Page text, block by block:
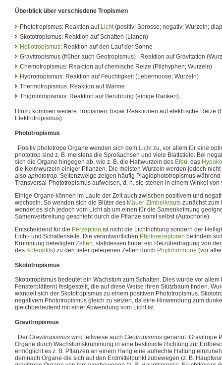
Überblick über verschiedene Tropismen
Phototropismus: Reaktion auf Licht(positiv: Sprosse; negativ: Wurzeln;
Skototropismus: Reaktion auf Schatten (Lianen)
Heliotropismus: Reaktion auf den Lauf der Sonne
Gravitropismus (früher auch Geotropismus) : Reaktion auf Gravitation
Chemotropismus: Reaktion auf chemische Reize (Pilzhyphen; Wurzeln)
Hydrotropismus: Reaktion auf Feuchtigkeit (Lebermoose; Wurzeln)
Thermotropismus: Reaktion auf Wärme
Thigmotropismus: Reaktion auf Berührung (einige Ranken)
Hinzu kommen weitere Tropismen, bspw. Reaktionen auf elektrische Reize
Elektrotropismus).
Phototropismus
Positiv phototrope Organe wenden sich dem Lichtzu, vor allem für eine
phototrop sind z. B. meistens die Sproßachsen und viele Blattstiele. Bei
sich die Organe hingegen ab, wie z. B. die Haftwurzeln des Efeu , das
die Keimwurzeln einiger Pflanzen. Die meisten Wurzeln werden jedoch
also aphototrop . Seitenzweige zeigen häufig Plagiophototropismus
Transversal-Phototropismus aufweisen, d. h. sie stehen in einem Winkel von
Einige Organe können im Laufe der Zeit auch zwischen positivem und
wechseln. So wenden sich die Blüter des Mauer-Zimbelkrauts zunächst zum
wendet es sich jedoch vom Licht ab um einen für die Samenkeimung
Samenverbreitung geschieht durch die Pflanze somit selbst (Autochorie).
Entscheidend für die Perzeption ist nicht die Lichtrichtung sondern der
Licht- und Schattenseite. Die verantwortlichen Photorezeptoren befindem
Krümmung beteiligten Zellen; stattdessen findet ein Reizübertragung von
des Koleoptils) zu den tiefer gelegenen Zellen durch Phytohormone (vor
Skototropismus
Skototropismus bedeutet ein Wachstum zum Schatten. Dies wurde vor allem
Fensterblättern) festgestellt, die auf diese Weise ihren Stützbaum finden.
wandelt sich der Skototropismus zu einem positiven Phototropismus.
negativem Phototropismus gleich zu setzen, da eine Hinwendung zum
gleichbedeutend mit einer Abwendung vom Licht ist.
Gravitropismus
Der Gravitropismus wird teilweise auch Geotropismus genannt. Gravitrope
Organe durch Wachstumskrümmung in eine bestimmte Richtung zur
ermöglicht es z. B. Pflanzen an einem Hang eine aufrechte Haltung
demnach Organe die sich auf den Erdmittelpunkt zubewegen (z. B.